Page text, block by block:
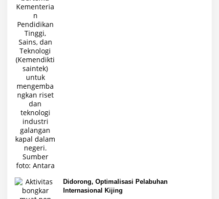
Didorong, Optimalisasi Pelabuhan
Internasional Kijing